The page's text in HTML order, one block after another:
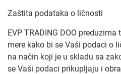
Zaštita podataka o ličnosti
EVP TRADING DOO
mere kako bi se Vaši podaci o
na način koji je u skladu sa
se Vaši podaci prikupljaju i